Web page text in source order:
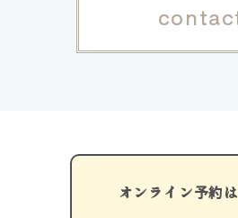
オンライン予約